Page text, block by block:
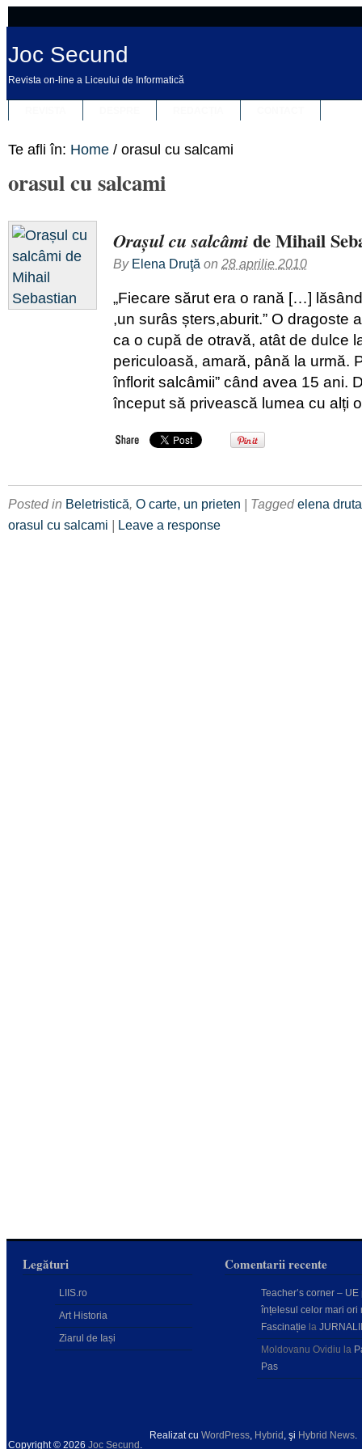
Joc Secund
Revista on-line a Liceului de Informatică
Te afli în: Home / orasul cu salcami
orasul cu salcami
Orașul cu salcâmide Mihail
By Elena Druţă on 28 aprilie 2010
„Fiecare sărut era o rană […]
,un surâs șters,aburit.” O dragoste
ca o cupă de otravă, atât de dulce
periculoasă, amară, până la urmă.
înflorit salcâmii” când avea 15 ani.
început să privească lumea cu alți
Posted in Beletristică, O carte, un prieten | Taggedelena druta
orasul cu salcami | Leave a response
Legături
LIIS.ro
Art Historia
Ziarul de Iași
Comentarii recente
Teacher’s corner – UE
înțelesul celor mari ori
Fascinație la
Moldovanu Ovidiu la
Pas
Copyright © 2026 Joc Secund .
Realizat cu WordPress, Hybrid , şi Hybrid News.